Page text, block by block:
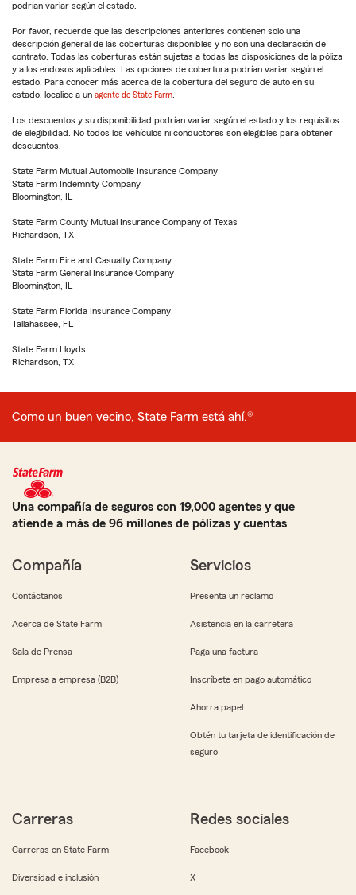
podrían variar según el estado.
Por favor, recuerde que las descripciones anteriores contienen solo una
descripción general de las coberturas disponibles y no son una declaración de
contrato. Todas las coberturas están sujetas a todas las disposiciones de la póliza
y a los endosos aplicables. Las opciones de cobertura podrían variar según el
estado. Para conocer más acerca de la cobertura del seguro de auto en su
estado, localice a un agente de State Farm
Los descuentos y su disponibilidad podrían variar según el estado y los requisitos
de elegibilidad. No todos los vehículos ni conductores son elegibles para obtener
descuentos.
State Farm Mutual Automobile Insurance Company
State Farm Indemnity Company
Bloomington, IL
State Farm County Mutual Insurance Company of Texas
Richardson, TX
State Farm Fire and Casualty Company
State Farm General Insurance Company
Bloomington, IL
State Farm Florida Insurance Company
Tallahassee, FL
State Farm Lloyds
Richardson, TX
Como un buen vecino, State Farm está ahí.®
Una compañía de seguros con 19,000 agentes y que
atiende a más de 96 millones de pólizas y cuentas
Compañía
Contáctanos
Acerca de State Farm
Sala de Prensa
Empresa a empresa (B2B)
Servicios
Presenta un reclamo
Asistencia en la carretera
Paga una factura
Inscríbete en pago automático
Ahorra papel
Obtén tu tarjeta de identificación de
seguro
Carreras
Carreras en State Farm
Diversidad e inclusión
Redes sociales
Facebook
X